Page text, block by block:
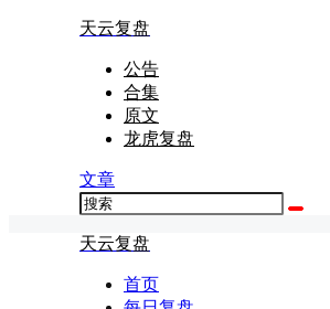
天云复盘
公告
合集
原文
龙虎复盘
文章
天云复盘
首页